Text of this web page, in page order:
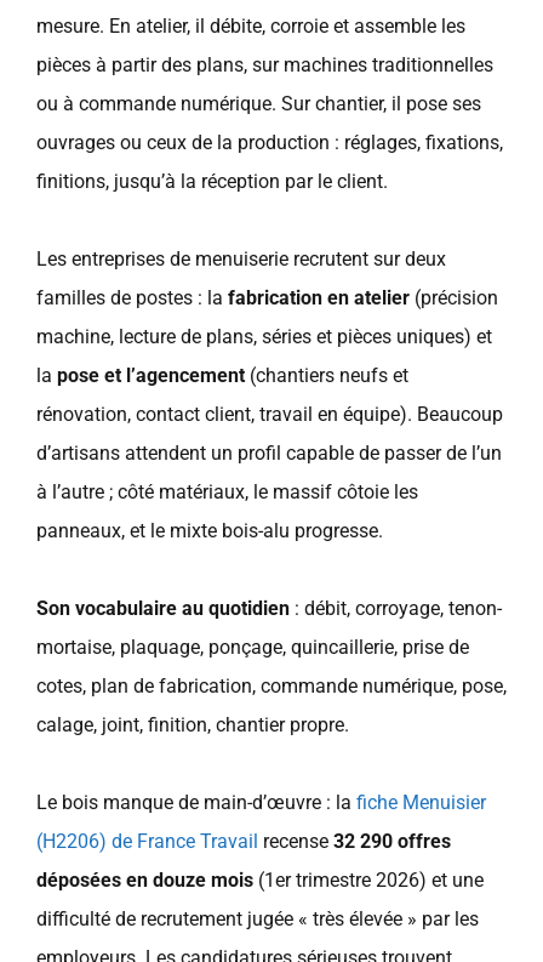
mesure. En atelier, il débite, corroie et assemble les
pièces à partir des plans, sur machines traditionnelles
ou à commande numérique. Sur chantier, il pose ses
ouvrages ou ceux de la production : réglages, fixations,
finitions, jusqu’à la réception par le client.
Les entreprises de menuiserie recrutent sur deux
familles de postes : la fabrication en atelier (précision
machine, lecture de plans, séries et pièces uniques) et
la pose et l’agencement (chantiers neufs et
rénovation, contact client, travail en équipe). Beaucoup
d’artisans attendent un profil capable de passer de l’un
à l’autre ; côté matériaux, le massif côtoie les
panneaux, et le mixte bois-alu progresse.
Son vocabulaire au quotidien : débit, corroyage, tenon-
mortaise, plaquage, ponçage, quincaillerie, prise de
cotes, plan de fabrication, commande numérique, pose,
calage, joint, finition, chantier propre.
Le bois manque de main-d’œuvre : la fiche Menuisier
(H2206) de France Travail recense 32 290 offres
déposées en douze mois (1er trimestre 2026) et une
difficulté de recrutement jugée « très élevée » par les